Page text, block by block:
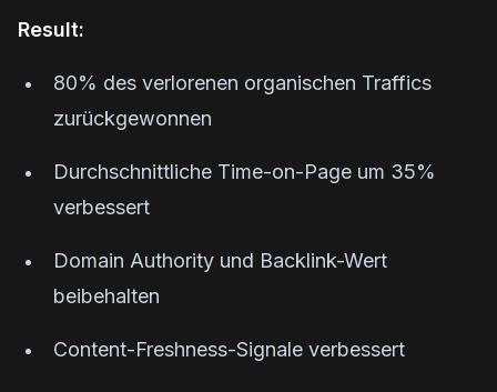
Result:
80% des verlorenen organischen Traffics
zurückgewonnen
Durchschnittliche Time-on-Page um 35%
verbessert
Domain Authority und Backlink-Wert
beibehalten
Content-Freshness-Signale verbessert